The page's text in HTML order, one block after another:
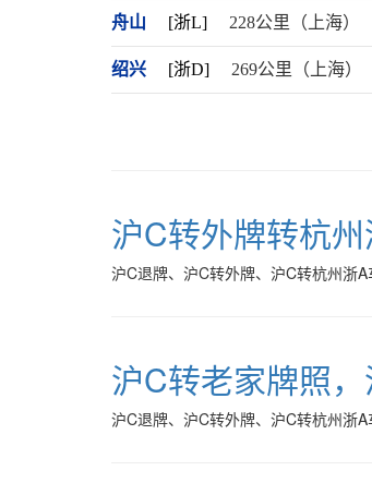
舟山 [浙L] 228公里（上海）
绍兴 [浙D] 269公里（上海）
沪C转外牌转杭
沪C退牌、沪C转外牌、沪C转杭州浙
沪C转老家牌照
沪C退牌、沪C转外牌、沪C转杭州浙